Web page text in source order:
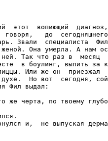
этот  вопиющий
говоря,   до
Звали  специалиста
Она умерла. А нам
Так что раз в  месяц
в боулинг, выпить за
пиццы. Или же он
Но вот  сегодня,
Фил выдал:
же черта, по твоему
и,  не выпуская